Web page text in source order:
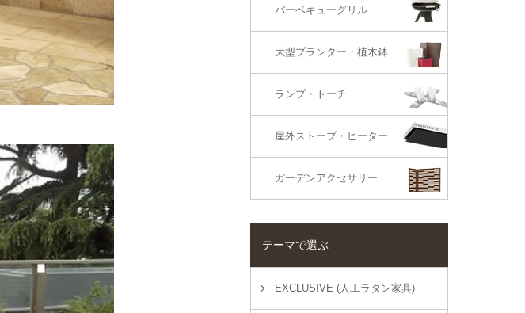
バーベキューグリル
大型プランター・植木鉢
ランプ・トーチ
屋外ストーブ・ヒーター
ガーデンアクセサリー
テーマで選ぶ
EXCLUSIVE (人工ラタン家具)